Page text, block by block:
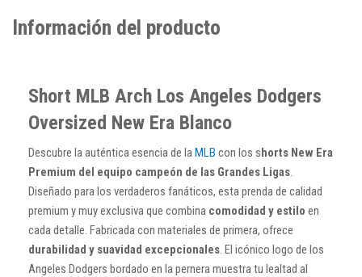
Información del producto
Short MLB Arch Los Angeles Dodgers
Oversized New Era Blanco
Descubre la auténtica esencia de laMLB con los shorts New Era
Premium del equipo campeón de las Grandes Ligas.
Diseñado para los verdaderos fanáticos, esta prenda de calidad
premium y muy exclusiva que combina comodidad y estilo en
cada detalle. Fabricada con materiales de primera, ofrece
durabilidad y suavidad excepcionales. El icónico logo de los
Angeles Dodgers bordado en la pernera muestra tu lealtad al